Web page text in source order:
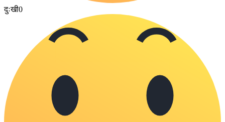
दुःखी0